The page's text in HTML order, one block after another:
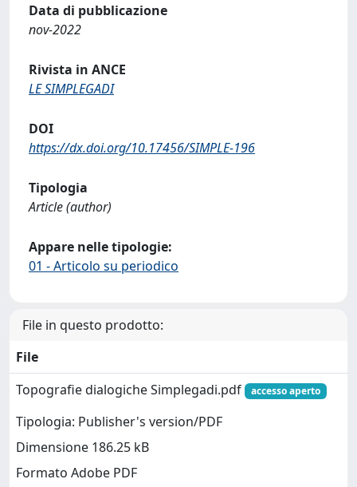
Data di pubblicazione
nov-2022
Rivista in ANCE
LE SIMPLEGADI
DOI
https://dx.doi.org/10.17456/SIMPLE-196
Tipologia
Article (author)
Appare nelle tipologie:
01 - Articolo su periodico
File in questo prodotto:
File
Topografie dialogiche Simplegadi.pdf
accesso aperto
Tipologia: Publisher's version/PDF
Dimensione 186.25 kB
Formato Adobe PDF